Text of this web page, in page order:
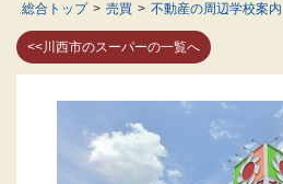
総合トップ > 売買 > 不動産の周辺学校案内
<<川西市のスーパーの一覧へ